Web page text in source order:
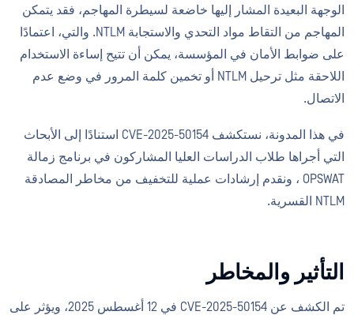
الوجهة البعيدة المشار إليها خاضعة لسيطرة المهاجم، فقد يتمكن
المهاجم من التقاط مواد التحدي والاستجابة NTLM. والتي، اعتمادًا
على ضوابط الأمان في المؤسسة، يمكن أن تتيح إساءة الاستخدام
اللاحقة مثل ترحيل NTLM أو تخمين كلمة المرور في وضع عدم
الاتصال.
في هذا المدونة، نستكشف CVE-2025-50154 استنادًا إلى الأبحاث
التي أجراها طلاب الدراسات العليا المشاركون في برنامج زمالة
OPSWAT ، ونقدم إرشادات عملية للتخفيف من مخاطر المصادقة
NTLM القسرية.
التأثير والمخاطر
تم الكشف عن CVE-2025-50154 في 12 أغسطس 2025، ويؤثر على